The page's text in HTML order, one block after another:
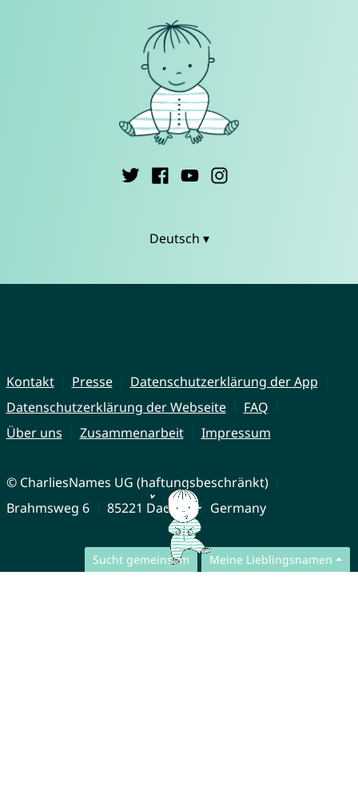
Sucht gemeinsam Meine Lieblingsnamen
Deutsch ▾
Kontakt Presse
Datenschutzerklärung der App
Datenschutzerklärung der Webseite
FAQ
Über uns
Zusammenarbeit Impressum
© CharliesNames UG (haftungsbeschränkt)
Brahmsweg 6
85221 Dachau Germany